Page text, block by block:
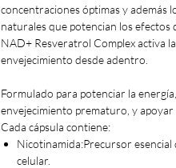
concentraciones óptimas y además
naturales que potencian los efectos
NAD+ Resveratrol Complex activa
envejecimiento desde adentro.
Formulado para potenciar la
envejecimiento prematuro, y apoyar
Cada cápsula contiene:
Nicotinamida:Precursor
celular.